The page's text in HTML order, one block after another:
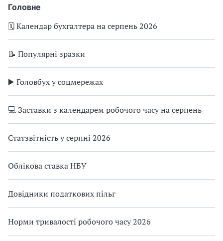
Головне
🗓️ Календар бухгалтера на серпень 2026
📝 Популярні зразки
▶️ Головбух у соцмережах
💻 Заставки з календарем робочого часу на серпень
Статзвітність у серпні 2026
Облікова ставка НБУ
Довідники податкових пільг
Норми тривалості робочого часу 2026